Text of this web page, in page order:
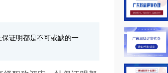
证明都是不可或缺的一